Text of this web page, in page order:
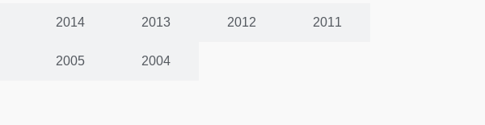
2014 2013 2012 2011
2005 2004